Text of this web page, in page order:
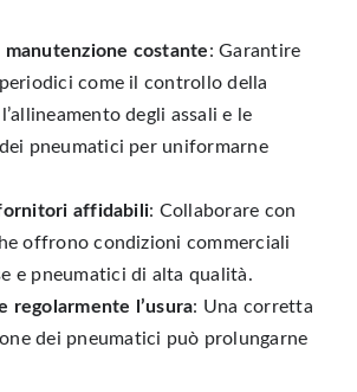
costante: Garantire
come il controllo della
degli assali e le
pneumatici per uniformarne
affidabili: Collaborare con
offrono condizioni commerciali
e pneumatici di alta qualità.
regolarmente l’usura: Una corretta
dei pneumatici può prolungarne